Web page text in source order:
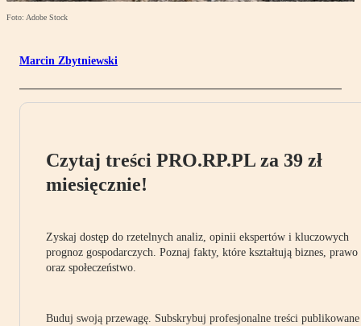
Foto: Adobe Stock
Marcin Zbytniewski
Czytaj treści PRO.RP.PL za 39 zł
miesięcznie!
Zyskaj dostęp do rzetelnych analiz, opinii ekspertów i kluczowych
prognoz gospodarczych. Poznaj fakty, które kształtują biznes, prawo
oraz społeczeństwo.
Buduj swoją przewagę. Subskrybuj profesjonalne treści publikowane